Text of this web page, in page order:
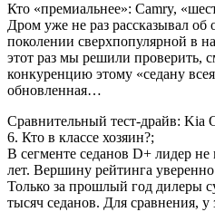
Кто «премиальнее»: Camry,
Дром уже не раз рассказывал
поколении сверхпопулярной в
этот раз мы решили проверить,
конкуренцию этому «седану
обновленная…
Сравнительный тест-драйв: Kia
6. Кто в классе хозяин?;
В сегменте седанов D+ лидер не
лет. Вершину рейтинга
Только за прошлый год дилеры
тысяч седанов. Для сравнения,